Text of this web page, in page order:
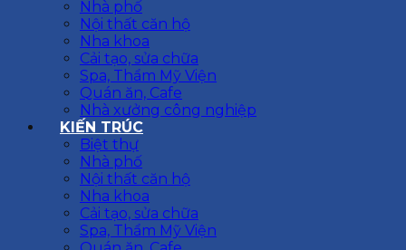
Nhà phố
Nội thất căn hộ
Nha khoa
Cải tạo, sửa chữa
Spa, Thẩm Mỹ Viện
Quán ăn, Cafe
Nhà xưởng công nghiệp
KIẾN TRÚC
Biệt thự
Nhà phố
Nội thất căn hộ
Nha khoa
Cải tạo, sửa chữa
Spa, Thẩm Mỹ Viện